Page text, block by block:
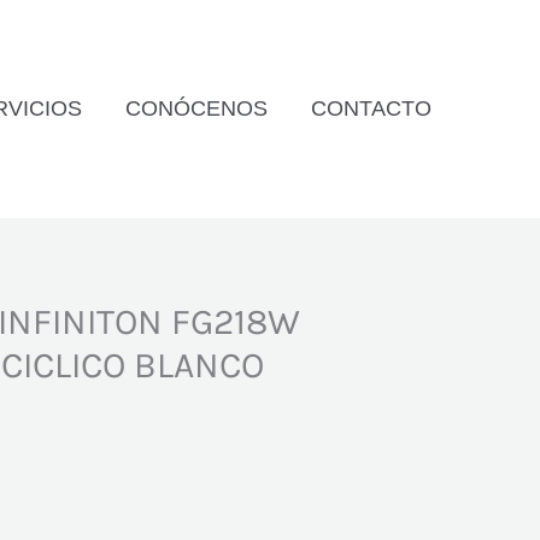
CONÓCENOS CONTACTO
FG218W
BLANCO